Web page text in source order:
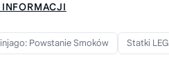
Powstanie Smoków Statki